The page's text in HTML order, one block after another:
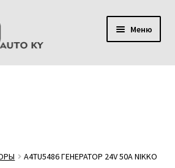
Меню
A4TU5486 ГЕНЕРАТОР 24V 50A NIKKO